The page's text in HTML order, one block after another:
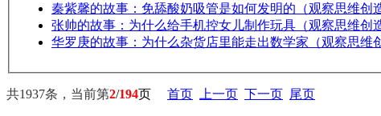
秦紫馨的故事：免舔酸奶吸管是如何发明的（观察思维创
张帅的故事：为什么给手机控女儿制作玩具（观察思维创
华罗庚的故事：为什么杂货店里能走出数学家（观察思维
共1937条，当前第2/194页 首页 上一页 下一页 尾页